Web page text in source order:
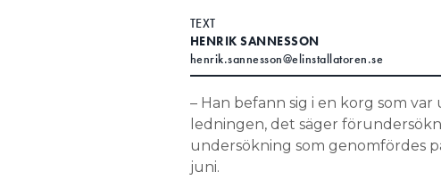
TEXT
HENRIK SANNESSON
henrik.sannesson@elinstallatoren.se
– Han befann sig i en korg som
ledningen, det säger
undersökning som genomfördes
juni.